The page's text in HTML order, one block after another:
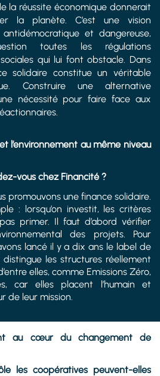
la réussite économique donnerait
la planète. C’est une vision
et dangereuse,
toutes les régulations
qui lui font obstacle. Dans
solidaire constitue un véritable
Construire une alternative
nécessité pour faire face aux
l’environnement au même niveau
vous chez Financité ?
promouvons une finance solidaire.
: lorsqu’on investit, les critères
primer. Il faut d’abord vérifier
des projets. Pour
lancé il y a dix ans le label de
les structures réellement
elles, comme Emissions Zéro,
car elles placent l’humain et
de leur mission.
au cœur du changement de
les coopératives peuvent-elles